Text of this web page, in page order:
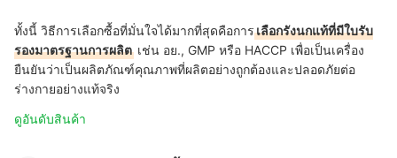
ทั้งนี้ วิธีการเลือกซื้อที่มั่นใจได้มากที่สุดคือการเลือกรังนกแท้ที่มีใบรับ
รองมาตรฐานการผลิต เช่น อย., GMP หรือ HACCP เพื่อเป็นเครื่อง
ยืนยันว่าเป็นผลิตภัณฑ์คุณภาพที่ผลิตอย่างถูกต้องและปลอดภัยต่อ
ร่างกายอย่างแท้จริง
ดูอันดับสินค้า